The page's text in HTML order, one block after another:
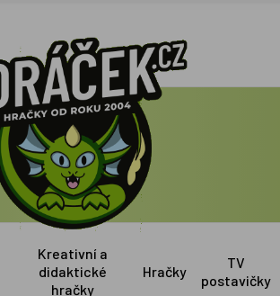
Kreativní a
didaktické
hračky
Hračky
TV
postavičky